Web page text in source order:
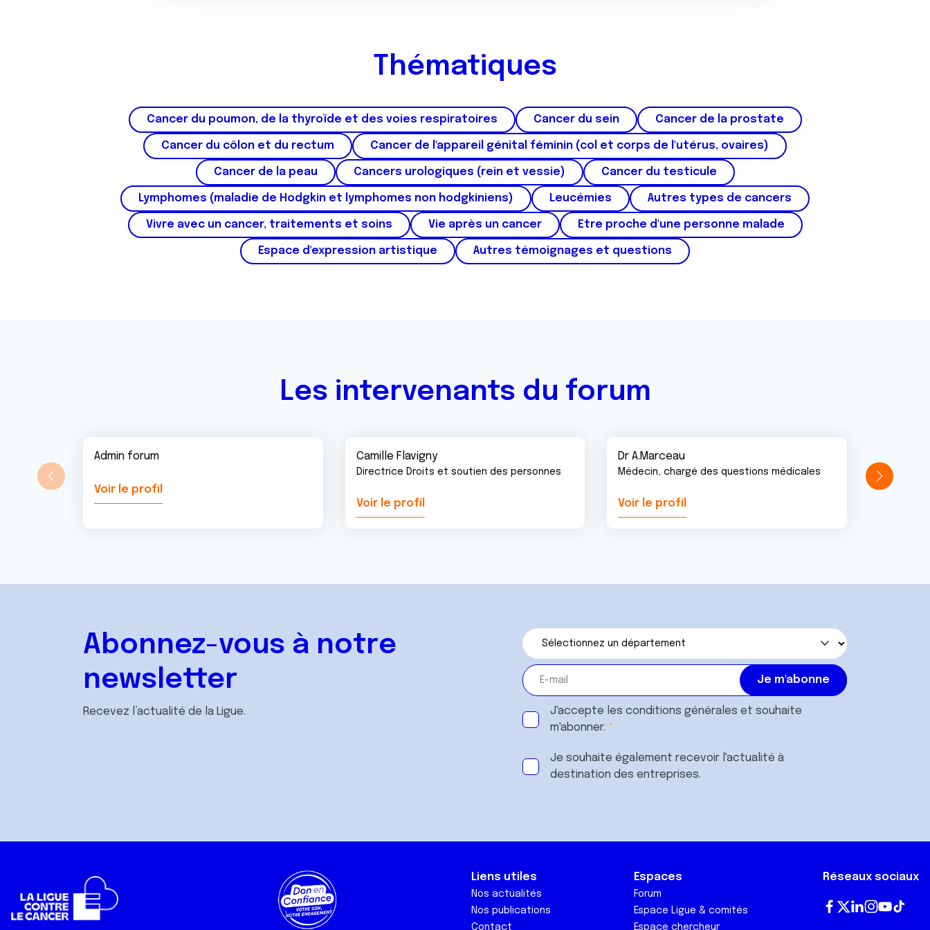
e
m
n
Thématiques
Cancer du poumon, de la thyroïde et des voies respiratoires Cancer du sein Cancer de la prostate
Cancer du côlon et du rectum Cancer de l'appareil génital féminin (col et corps de l'utérus, ovaires)
Cancer de la peau Cancers urologiques (rein et vessie) Cancer du testicule
Lymphomes (maladie de Hodgkin et lymphomes non hodgkiniens) Leucémies Autres types de cancers
Vivre avec un cancer, traitements et soins Vie après un cancer Etre proche d'une personne malade
Espace d'expression artistique Autres témoignages et questions
Les intervenants du forum
Admin forum
Voir le profil
Camille Flavigny
Directrice Droits et soutien des personnes
Voir le profil
Dr A.Marceau
Médecin, chargé des questions médicales
Voir le profil
Abonnez-vous à notre
newsletter
Recevez l’actualité de la Ligue. J'accepte les conditions générales et souhaite
m'abonner.
Je souhaite également recevoir l'actualité à
destination des entreprises.
Liens utiles
Nos actualités
Nos publications
Contact
Espaces
Forum
Espace Ligue & comités
Espace chercheur
Réseaux sociaux